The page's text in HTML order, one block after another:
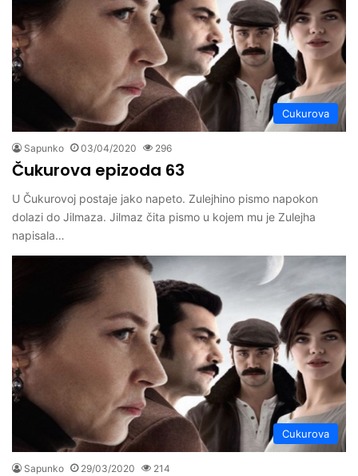
Cukurova
Sapunko 03/04/2020 296
Čukurova epizoda 63
U Čukurovoj postaje jako napeto. Zulejhino pismo napokon
dolazi do Jilmaza. Jilmaz čita pismo u kojem mu je Zulejha
napisala…
Cukurova
Sapunko 29/03/2020 214